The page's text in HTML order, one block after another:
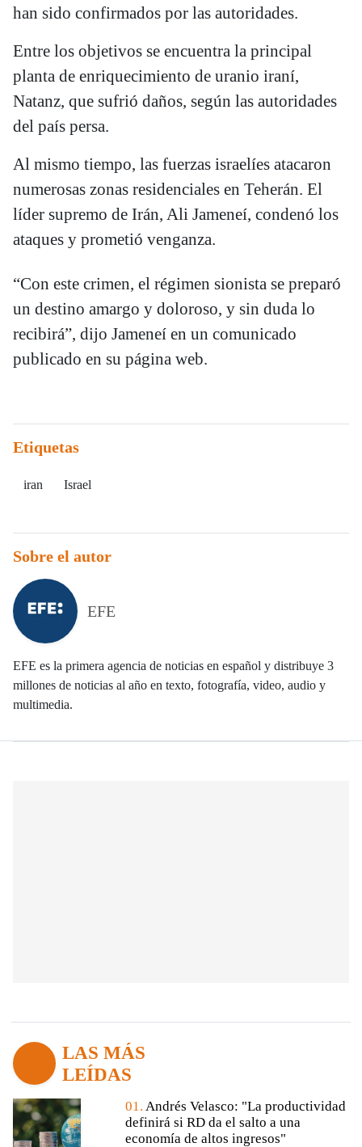
han sido confirmados por las autoridades.
Entre los objetivos se encuentra la principal
planta de enriquecimiento de uranio iraní,
Natanz, que sufrió daños, según las autoridades
del país persa.
Al mismo tiempo, las fuerzas israelíes atacaron
numerosas zonas residenciales en Teherán. El
líder supremo de Irán, Ali Jameneí, condenó los
ataques y prometió venganza.
“Con este crimen, el régimen sionista se preparó
un destino amargo y doloroso, y sin duda lo
recibirá”, dijo Jameneí en un comunicado
publicado en su página web.
Etiquetas
iran Israel
Sobre el autor
EFE
EFE es la primera agencia de noticias en español y distribuye 3
millones de noticias al año en texto, fotografía, video, audio y
multimedia.
LAS MÁS
LEÍDAS
01. Andrés Velasco: "La productividad
definirá si RD da el salto a una
economía de altos ingresos"